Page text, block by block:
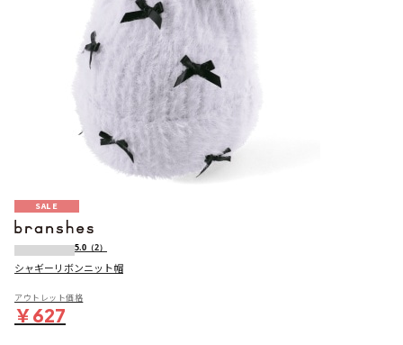
SALE
5.0 （2）
シャギーリボンニット帽
アウトレット価格
￥627